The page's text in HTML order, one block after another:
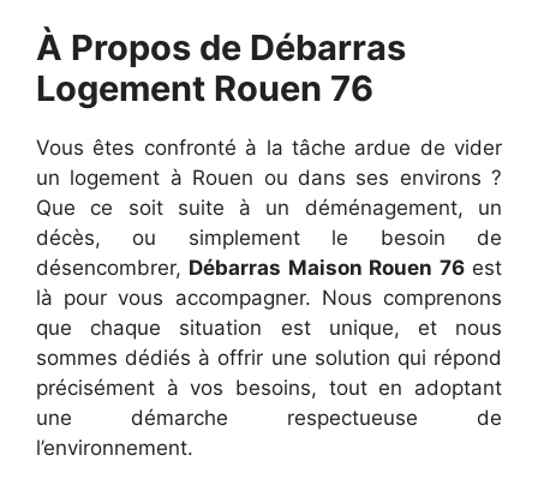
À Propos de Débarras
Logement Rouen 76
Vous êtes confronté à la tâche ardue de vider
un logement à Rouen ou dans ses environs ?
Que ce soit suite à un déménagement, un
décès, ou simplement le besoin de
désencombrer, Débarras Maison Rouen 76est
là pour vous accompagner. Nous comprenons
que chaque situation est unique, et nous
sommes dédiés à offrir une solution qui répond
précisément à vos besoins, tout en adoptant
une démarche respectueuse de
l’environnement.